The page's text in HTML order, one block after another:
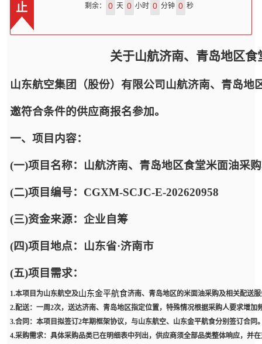
止
剩余： 0 天 0 小时 0 分钟 0 秒
关于山航济南、青岛地区
山东航空集团（股份）有限公司山航济南、青岛
邀符合条件的供应商报名参加。
一、项目内容：
(一)项目名称：山航济南、青岛地区食堂米面油采
(二)项目编号：CGXM-SCJC-E-202620958
(三)资金来源：企业自筹
(四)项目地点：山东省·济南市
(五)项目需求：
1.本项目为山东航空及山东金平航食济南、青岛地区的米面油采购及相关配送
2.配送：一周2次，送达济南、青岛地区指定位置，特殊情况根据采购人要求增加
3.合同：本项目拟签订2年期框架协议，与山东航空、山东金平航食分别签订合同
4.采购需求：具体采购品类已在明细表中列出，供应商须全部品类整体响应，并